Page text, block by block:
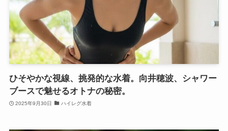
ひそやかな視線、挑発的な水着。向井穂波、シャワー
ブースで魅せるオトナの秘密。
2025年9月30日 ハイレグ水着